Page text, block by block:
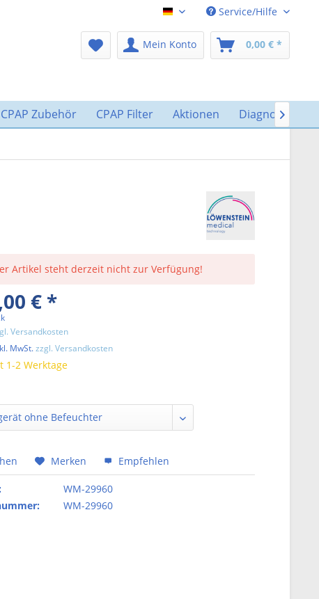
CPAP-ShopService/Hilfe
Mein Konto 0,00 € *
CPAP Zubehör CPAP Filter Aktionen Diagnostik

Artikel steht derzeit nicht zur Verfügung!
€ *
Versandkosten
MwSt.zzgl. Versandkosten
1-2 Werktage
Merken Empfehlen
WM-29960
WM-29960